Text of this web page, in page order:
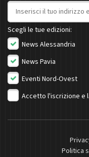
Indirizzo email
Scegli le tue edizioni:
News Alessandria
News Pavia
Eventi Nord-Ovest
Accetto l'iscrizione e
Politica